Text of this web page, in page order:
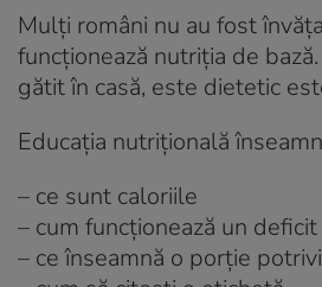
Mulți români nu au fost
funcționează nutriția de
gătit în casă, este dietetic
Educația nutrițională
– ce sunt caloriile
– cum funcționează un
– ce înseamnă o porție